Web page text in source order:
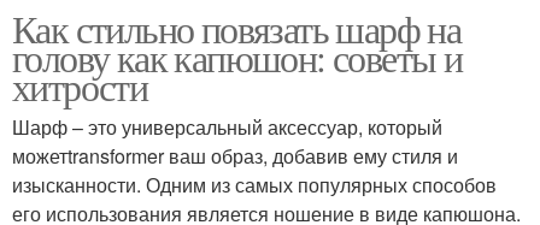
Как стильно повязать шарф на
голову как капюшон: советы и
хитрости
Шарф – это универсальный аксессуар, который
можетtransformer ваш образ, добавив ему стиля и
изысканности. Одним из самых популярных способов
его использования является ношение в виде капюшона.